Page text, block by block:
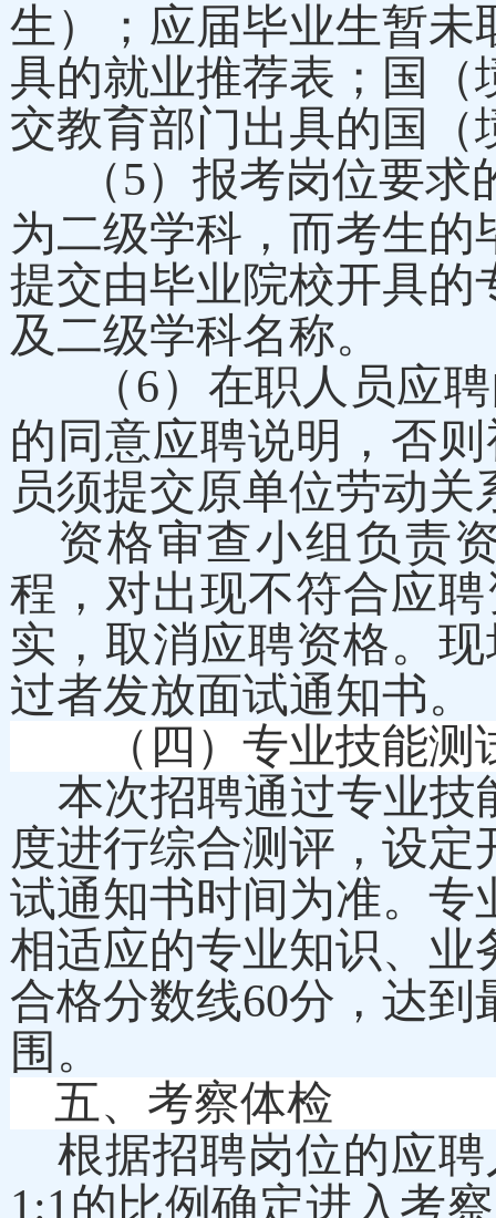
生）；应届毕业生暂未
具的就业推荐表；国
交教育部门出具的国
（5）报考岗位要求
为二级学科，而考生
提交由毕业院校开具的
及二级学科名称。
（6） 在职人员应
的同意应聘说明，否
员须提交原单位劳动
资格审查小组负责
程，对出现不符合应
实，取消应聘资格。
过者发放面试通知书。
（四）专业技能测
本次招聘通过专业技
度进行综合测评，设
试通知书时间为准。专
相适应的专业知识、业
合格分数线60分，达
围。
五、考察体检
根据招聘岗位的应
1:1的比例确定进入考